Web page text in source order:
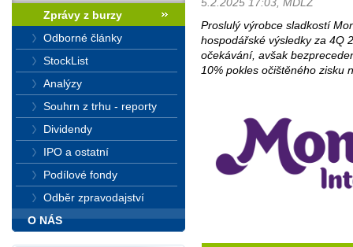
Proslulý výrobce sladkostí
hospodářské výsledky za 4Q
očekávání, avšak
10% pokles očištěného zisku
Zprávy z burzy
Odborné články
StockList
Analýzy
Souhrn z trhu - reporty
Dividendy
IPO a ostatní
Podílové fondy
Odběr zpravodajství
O NÁS